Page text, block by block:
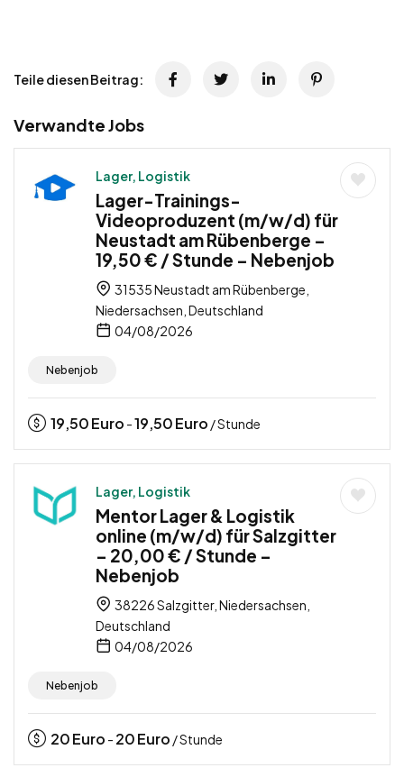
Teile diesen Beitrag:
Verwandte Jobs
Lager, Logistik
Lager-Trainings-
Videoproduzent (m/w/d) für
Neustadt am Rübenberge –
19,50 € / Stunde – Nebenjob
31535 Neustadt am Rübenberge,
Niedersachsen, Deutschland
04/08/2026
Nebenjob
19,50Euro -19,50Euro / Stunde
Lager, Logistik
Mentor Lager & Logistik
online (m/w/d) für Salzgitter
– 20,00 € / Stunde –
Nebenjob
38226 Salzgitter, Niedersachsen,
Deutschland
04/08/2026
Nebenjob
20Euro - 20Euro / Stunde